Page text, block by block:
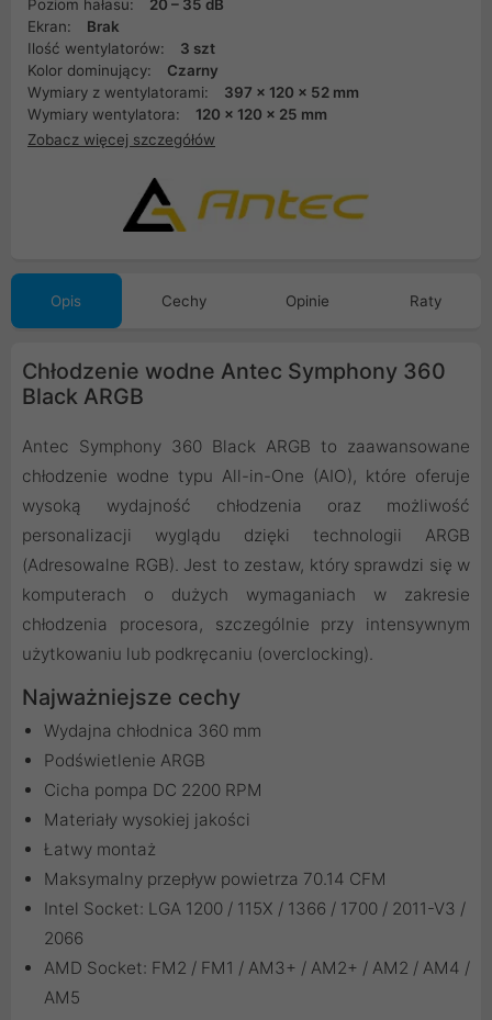
Poziom hałasu:
20 – 35 dB
Ekran:
Brak
Ilość wentylatorów:
3 szt
Kolor dominujący:
Czarny
Wymiary z wentylatorami:
397 x 120 x 52 mm
Wymiary wentylatora:
120 x 120 x 25 mm
Zobacz więcej szczegółów
Opis Cechy Opinie Raty
Chłodzenie wodne Antec Symphony 360
Black ARGB
Antec Symphony 360 Black ARGB to zaawansowane
chłodzenie wodne typu All-in-One (AIO), które oferuje
wysoką wydajność chłodzenia oraz możliwość
personalizacji wyglądu dzięki technologii ARGB
(Adresowalne RGB). Jest to zestaw, który sprawdzi się w
komputerach o dużych wymaganiach w zakresie
chłodzenia procesora, szczególnie przy intensywnym
użytkowaniu lub podkręcaniu (overclocking).
Najważniejsze cechy
Wydajna chłodnica 360 mm
Podświetlenie ARGB
Cicha pompa DC 2200 RPM
Materiały wysokiej jakości
Łatwy montaż
Maksymalny przepływ powietrza 70.14 CFM
Intel Socket: LGA 1200 / 115X / 1366 / 1700 / 2011-V3 /
2066
AMD Socket: FM2 / FM1 / AM3+ / AM2+ / AM2 / AM4 /
AM5